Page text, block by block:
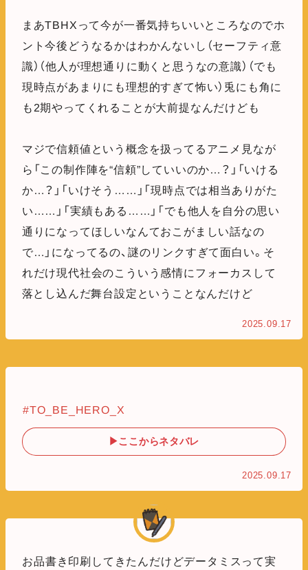
まあTBHXって今が一番気持ちいいところなのでホ
ント今後どうなるかはわかんないし（セーフティ意
識）（他人が理想通りに動くと思うなの意識）（でも
現時点があまりにも理想的すぎて怖い）兎にも角に
も2期やってくれることが大前提なんだけども
マジで信頼値という概念を扱ってるアニメ見なが
ら「この制作陣を“信頼”していいのか…？」「いける
か…？」「いけそう……」「現時点では相当ありがた
い……」「実績もある……」「でも他人を自分の思い
通りになってほしいなんておこがましい話なの
で…」になってるの、謎のリンクすぎて面白い。そ
れだけ現代社会のこういう感情にフォーカスして
落とし込んだ舞台設定ということなんだけど
2025.09.17
#TO_BE_HERO_X
▶ここからネタバレ
2025.09.17
お品書き印刷してきたんだけどデータミスって実